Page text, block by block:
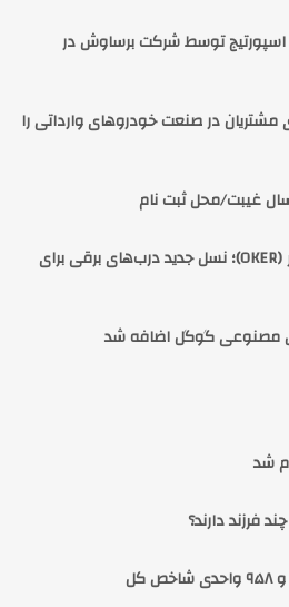
توسط شرکت برساوش در
مشتریان در صنعت خودروهای وارداتی را
معرفی کرکره فولادی اوکر (OKER)؛ نسل جدید درب‌های برقی برای
مصنوعی گوگل اضافه شد
شد
فرزند دارند؟